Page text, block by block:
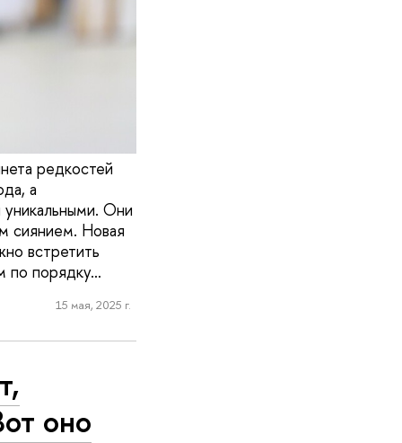
редкостей
а
уникальными. Они
сиянием. Новая
встретить
по порядку…
15 мая, 2025 г.
оно